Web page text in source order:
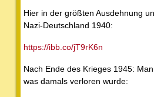
Hier in der größten Ausdehnung
Nazi-Deutschland 1940:
https://ibb.co/jT9rK6n
Nach Ende des Krieges 1945:
was damals verloren wurde: